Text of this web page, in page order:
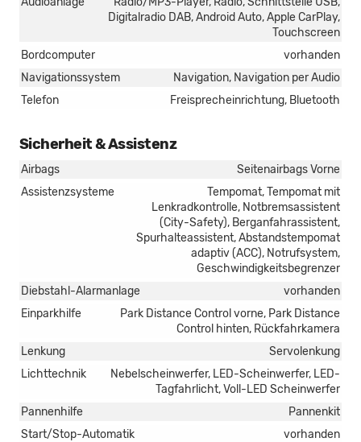
Digitalradio DAB, Android Auto, Apple CarPlay,
Touchscreen
Bordcomputer
vorhanden
Navigationssystem
Navigation, Navigation per Audio
Telefon
Freisprecheinrichtung, Bluetooth
Sicherheit & Assistenz
Airbags
Seitenairbags Vorne
Assistenzsysteme
Tempomat, Tempomat mit
Lenkradkontrolle, Notbremsassistent
(City-Safety), Berganfahrassistent,
Spurhalteassistent, Abstandstempomat
adaptiv (ACC), Notrufsystem,
Geschwindigkeitsbegrenzer
Diebstahl-Alarmanlage
vorhanden
Einparkhilfe
Park Distance Control vorne, Park Distance
Control hinten, Rückfahrkamera
Lenkung
Servolenkung
Lichttechnik
Nebelscheinwerfer, LED-Scheinwerfer, LED-
Tagfahrlicht, Voll-LED Scheinwerfer
Pannenhilfe
Pannenkit
Start/Stop-Automatik
vorhanden